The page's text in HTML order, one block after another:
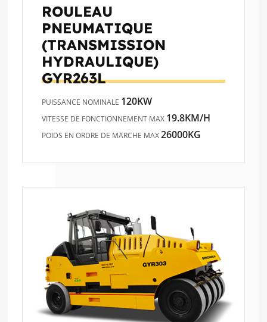
ROULEAU
PNEUMATIQUE
(TRANSMISSION
HYDRAULIQUE)
GYR263L
PUISSANCE NOMINALE 120KW
VITESSE DE FONCTIONNEMENT MAX 19.8KM/H
POIDS EN ORDRE DE MARCHE MAX26000KG